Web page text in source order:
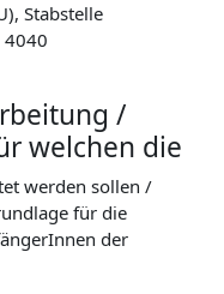
Stabstelle
4040
/
welchen die
werden sollen /
für die
der